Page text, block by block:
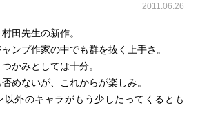
2011.06.26
田先生の新作。
ンプ作家の中でも群を抜く上手さ。
かみとしては十分。
めないが、これからが楽しみ。
以外のキャラがもう少したってくるとも